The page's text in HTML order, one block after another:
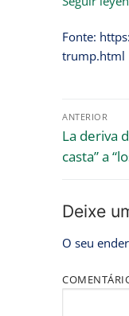
Fonte:
trump.html
ANTERIOR
La deriva
casta” a
Deixe
O seu